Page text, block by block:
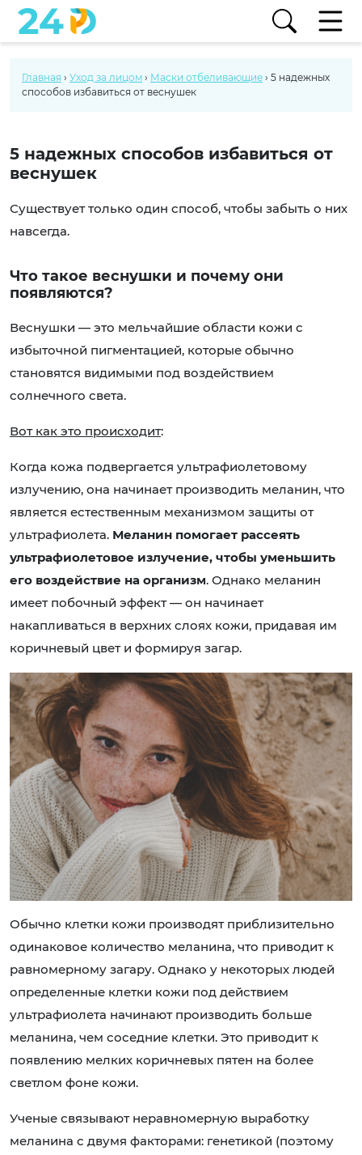
Главная › Уход за лицом › Маски отбеливающие › 5 надежных
способов избавиться от веснушек
5 надежных способов избавиться от
веснушек
Существует только один способ, чтобы забыть о них
навсегда.
Что такое веснушки и почему они
появляются?
Веснушки — это мельчайшие области кожи с
избыточной пигментацией, которые обычно
становятся видимыми под воздействием
солнечного света.
Вот как это происходит:
Когда кожа подвергается ультрафиолетовому
излучению, она начинает производить меланин, что
является естественным механизмом защиты от
ультрафиолета. Меланин помогает рассеять
ультрафиолетовое излучение, чтобы уменьшить
его воздействие на организм. Однако меланин
имеет побочный эффект — он начинает
накапливаться в верхних слоях кожи, придавая им
коричневый цвет и формируя загар.
Обычно клетки кожи производят приблизительно
одинаковое количество меланина, что приводит к
равномерному загару. Однако у некоторых людей
определенные клетки кожи под действием
ультрафиолета начинают производить больше
меланина, чем соседние клетки. Это приводит к
появлению мелких коричневых пятен на более
светлом фоне кожи.
Ученые связывают неравномерную выработку
меланина с двумя факторами: генетикой (поэтому